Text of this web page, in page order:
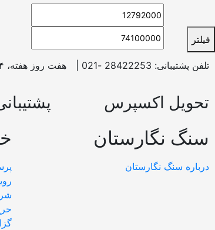
فیلتر
تلفن پشتیبانی: 28422253 -021 | هفت روز هفته، ۲۴ ساعت شبانه‌روز پاسخگوی شما هستیم.
تحویل اکسپرس پشتیبانی ۲۴
سنگ نگارستان
درباره سنگ نگارستان